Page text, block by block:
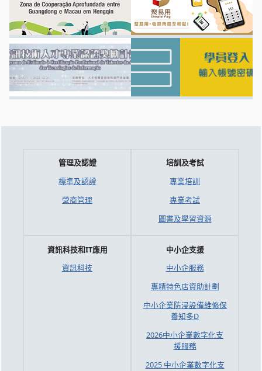
管理及認證
標準及認證
營商管理
培訓及考試
專業培訓
專業考試
圖書及學習資源
資訊科技和IT應用
資訊科技
中小企支援
中小企服務
專精特色店資助計劃
中小企業防浸設備維修保
養知多D
2026中小企業數字化支
援服務
2025 中小企業數字化支